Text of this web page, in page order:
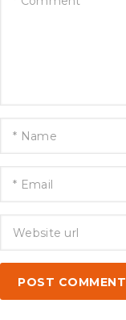
POST COMMENT